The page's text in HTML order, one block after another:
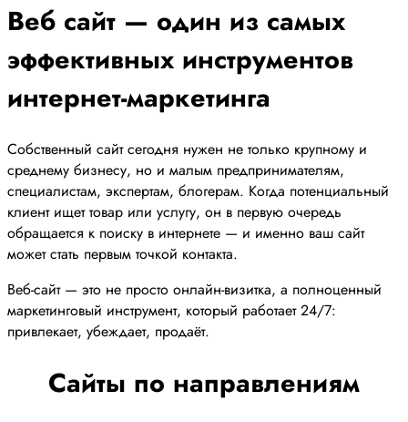
Веб сайт — один из самых
эффективных инструментов
интернет-маркетинга
Собственный сайт сегодня нужен не только крупному и
среднему бизнесу, но и малым предпринимателям,
специалистам, экспертам, блогерам. Когда потенциальный
клиент ищет товар или услугу, он в первую очередь
обращается к поиску в интернете — и именно ваш сайт
может стать первым точкой контакта.
Веб-сайт — это не просто онлайн-визитка, а полноценный
маркетинговый инструмент, который работает 24/7:
привлекает, убеждает, продаёт.
Сайты по направлениям